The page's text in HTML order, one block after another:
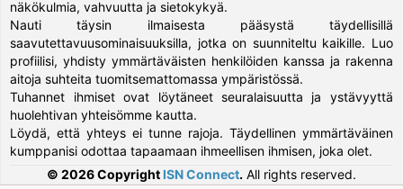
näkökulmia, vahvuutta ja sietokykyä.
Nauti täysin ilmaisesta pääsystä täydellisillä
saavutettavuusominaisuuksilla, jotka on suunniteltu kaikille. Luo
profiilisi, yhdisty ymmärtäväisten henkilöiden kanssa ja rakenna
aitoja suhteita tuomitsemattomassa ympäristössä.
Tuhannet ihmiset ovat löytäneet seuralaisuutta ja ystävyyttä
huolehtivan yhteisömme kautta.
Löydä, että yhteys ei tunne rajoja. Täydellinen ymmärtäväinen
kumppanisi odottaa tapaamaan ihmeellisen ihmisen, joka olet.
© 2026 Copyright ISN Connect. All rights reserved.